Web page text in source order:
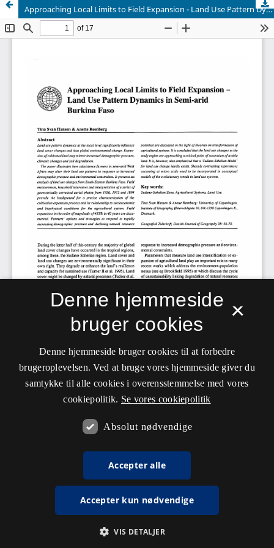
Approaching Local Limits to Field Expansion - Land Use Pattern Dynamics in Semi-arid Burkina Faso
×
Denne hjemmeside
bruger cookies
Denne hjemmeside bruger cookies til at forbedre
brugeroplevelsen. Ved at bruge vores hjemmeside giver du
samtykke til alle cookies i overensstemmelse med vores
cookiepolitik. Se vores cookiepolitik
Absolut nødvendige
Accepter alle
Accepter kun nødvendige
VIS DETALJER